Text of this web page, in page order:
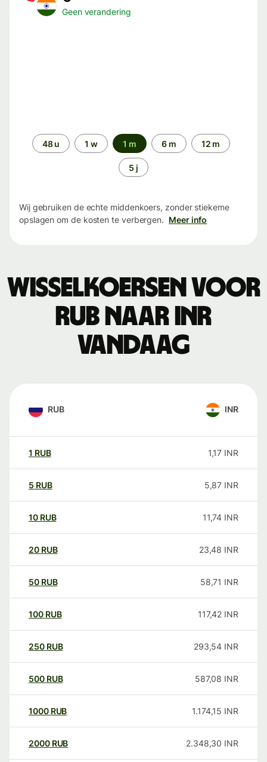
Geen verandering
Periode48 u 1 w 1 m 6 m 12 m
5 j
Wij gebruiken de echte middenkoers, zonder stiekeme
opslagen om de kosten te verbergen. Meer info
Wisselkoersen voor
RUB naar INR
vandaag
RUB INR
1 RUB 1,17 INR
5 RUB 5,87 INR
10 RUB 11,74 INR
20 RUB 23,48 INR
50 RUB 58,71 INR
100 RUB 117,42 INR
250 RUB 293,54 INR
500 RUB 587,08 INR
1000 RUB 1.174,15 INR
2000 RUB 2.348,30 INR